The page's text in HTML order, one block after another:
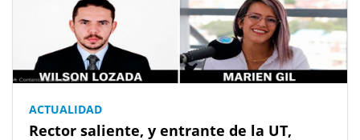
ACTUALIDAD
Rector saliente, y entrante de la UT,